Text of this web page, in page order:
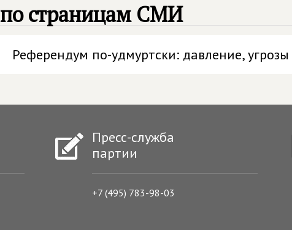
по страницам СМИ
Референдум по-удмуртски: давление,
Пресс-служба
партии
+7 (495) 783-98-03